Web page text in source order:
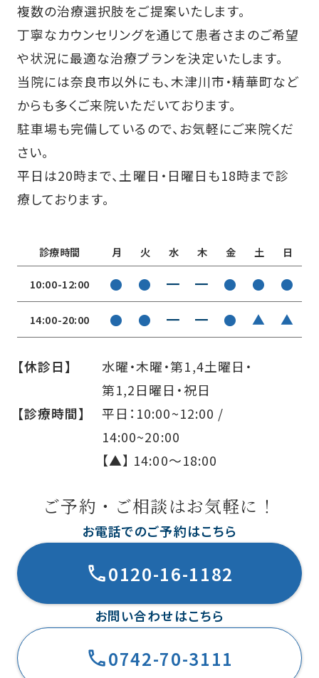
複数の治療選択肢をご提案いたします。
丁寧なカウンセリングを通じて患者さまのご希望
や状況に最適な治療プランを決定いたします。
当院には奈良市以外にも、木津川市・精華町など
からも多くご来院いただいております。
駐車場も完備しているので、お気軽にご来院くだ
さい。
平日は20時まで、土曜日・日曜日も18時まで診
療しております。
診療時間 月 火 水 木 金 土 日
10:00-12:00 ● ● ━ ━ ● ● ●
14:00-20:00 ● ● ━ ━ ● ▲ ▲
【休診日】
水曜・木曜・第1,4土曜日・
第1,2日曜日・祝日
【診療時間】
平日：10:00~12:00 /
14:00~20:00
【▲】 14:00〜18:00
ご予約・ご相談はお気軽に！
お電話でのご予約はこちら
0120-16-1182
お問い合わせはこちら
0742-70-3111